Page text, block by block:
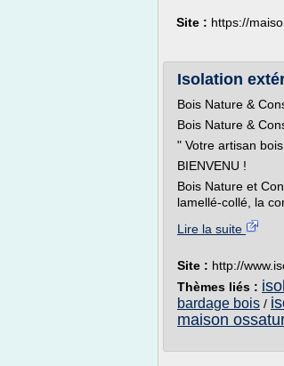
Site : https://
Isolation
Bois Nature &
Bois Nature &
" Votre artisan
BIENVENU !
Bois Nature et
lamellé-collé, la
Lire la suite
Site : http://
Thèmes liés :
bardage bois /
maison